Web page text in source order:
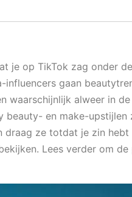
je op TikTok zag onder
gaan
waarschijnlijk alweer in
en make-upstijlen
draag ze totdat je zin hebt
Lees verder om